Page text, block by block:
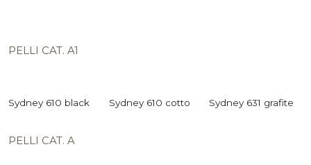
PELLI CAT. A1
Sydney 610 black Sydney 610 cotto Sydney 631 grafite
PELLI CAT. A